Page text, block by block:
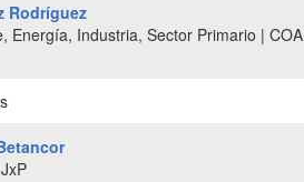
Rodríguez
Energía, Industria, Sector Primario |